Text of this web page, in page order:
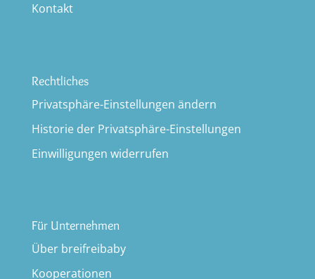
Kontakt
Rechtliches
Privatsphäre-Einstellungen ändern
Historie der Privatsphäre-Einstellungen
Einwilligungen widerrufen
Für Unternehmen
Über breifreibaby
Kooperationen